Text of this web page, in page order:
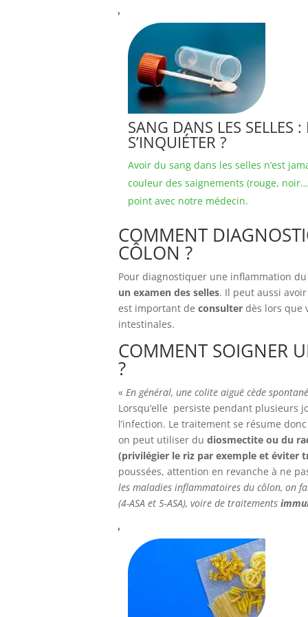
SANG DANS LES
S’INQUIÉTER ?
Avoir du sang dans les selles n’est
couleur des saignements (rouge,
point avec notre médecin.
COMMENT
CÔLON ?
Pour diagnostiquer une inflammation
un examen des selles. Il peut aussi
est important de consulter dès lors que
intestinales.
COMMENT SOIGNER
?
« En général, une colite aiguë cède
Lorsqu’elle persiste pendant plusieurs
l’infection. Le traitement se résume
on peut utiliser du diosmectite ou du
(privilégier le riz par exemple et éviter
poussées, attention en revanche à ne
les maladies inflammatoires du côlon, on
(4-ASA et 5-ASA), voire de traitements